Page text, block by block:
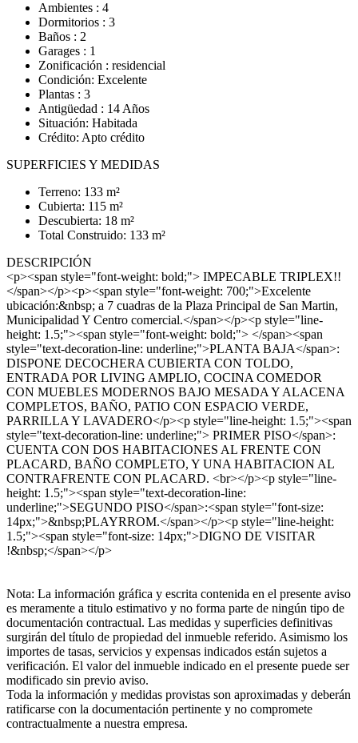
Ambientes : 4
Dormitorios : 3
Baños : 2
Garages : 1
Zonificación : residencial
Condición: Excelente
Plantas : 3
Antigüedad : 14 Años
Situación: Habitada
Crédito: Apto crédito
SUPERFICIES Y MEDIDAS
Terreno: 133 m²
Cubierta: 115 m²
Descubierta: 18 m²
Total Construido: 133 m²
DESCRIPCIÓN
<p><span style="font-weight: bold;"> IMPECABLE TRIPLEX!!
</span></p><p><span style="font-weight: 700;">Excelente
ubicación:&nbsp; a 7 cuadras de la Plaza Principal de San Martin,
Municipalidad Y Centro comercial.</span></p><p style="line-
height: 1.5;"><span style="font-weight: bold;"> </span><span
style="text-decoration-line: underline;">PLANTA BAJA</span>:
DISPONE DECOCHERA CUBIERTA CON TOLDO,
ENTRADA POR LIVING AMPLIO, COCINA COMEDOR
CON MUEBLES MODERNOS BAJO MESADA Y ALACENA
COMPLETOS, BAÑO, PATIO CON ESPACIO VERDE,
PARRILLA Y LAVADERO</p><p style="line-height: 1.5;"><span
style="text-decoration-line: underline;"> PRIMER PISO</span>:
CUENTA CON DOS HABITACIONES AL FRENTE CON
PLACARD, BAÑO COMPLETO, Y UNA HABITACION AL
CONTRAFRENTE CON PLACARD. <br></p><p style="line-
height: 1.5;"><span style="text-decoration-line:
underline;">SEGUNDO PISO</span>:<span style="font-size:
14px;">&nbsp;PLAYRROM.</span></p><p style="line-height:
1.5;"><span style="font-size: 14px;">DIGNO DE VISITAR
!&nbsp;</span></p>
Nota: La información gráfica y escrita contenida en el presente aviso
es meramente a titulo estimativo y no forma parte de ningún tipo de
documentación contractual. Las medidas y superficies definitivas
surgirán del título de propiedad del inmueble referido. Asimismo los
importes de tasas, servicios y expensas indicados están sujetos a
verificación. El valor del inmueble indicado en el presente puede ser
modificado sin previo aviso.
Toda la información y medidas provistas son aproximadas y deberán
ratificarse con la documentación pertinente y no compromete
contractualmente a nuestra empresa.